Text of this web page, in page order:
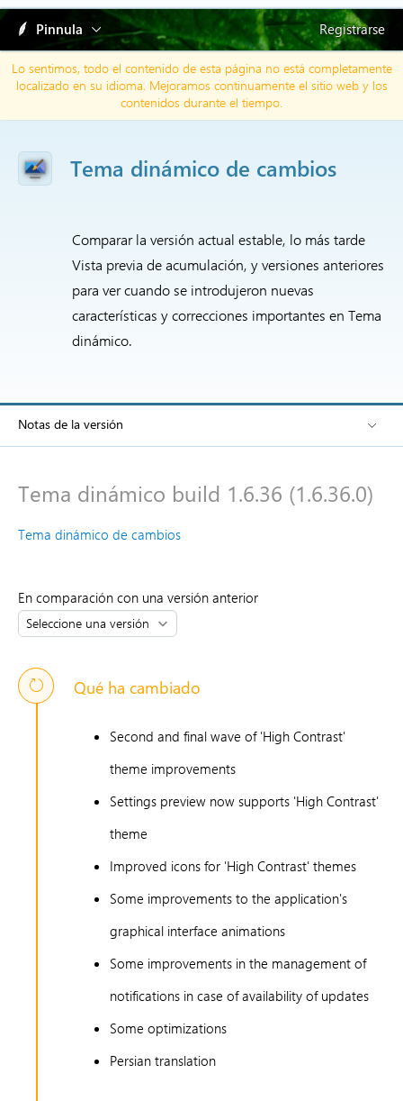
Pinnula Registrarse
Lo sentimos, todo el contenido de esta página no está completamente
localizado en su idioma. Mejoramos continuamente el sitio web y los
contenidos durante el tiempo.
Tema dinámico de cambios
Comparar la versión actual estable, lo más tarde
Vista previa de acumulación, y versiones anteriores
para ver cuando se introdujeron nuevas
características y correcciones importantes en Tema
dinámico.
Notas de la versión
Tema dinámico build 1.6.36 (1.6.36.0)
Tema dinámico de cambios
En comparación con una versión anterior
Qué ha cambiado
Second and final wave of 'High Contrast'
theme improvements
Settings preview now supports 'High Contrast'
theme
Improved icons for 'High Contrast' themes
Some improvements to the application's
graphical interface animations
Some improvements in the management of
notifications in case of availability of updates
Some optimizations
Persian translation